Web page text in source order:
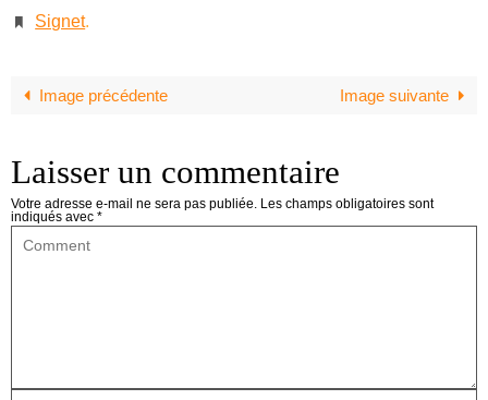
Signet.
Image précédente Image suivante
Laisser un commentaire
Votre adresse e-mail ne sera pas publiée. Les champs obligatoires sont
indiqués avec *